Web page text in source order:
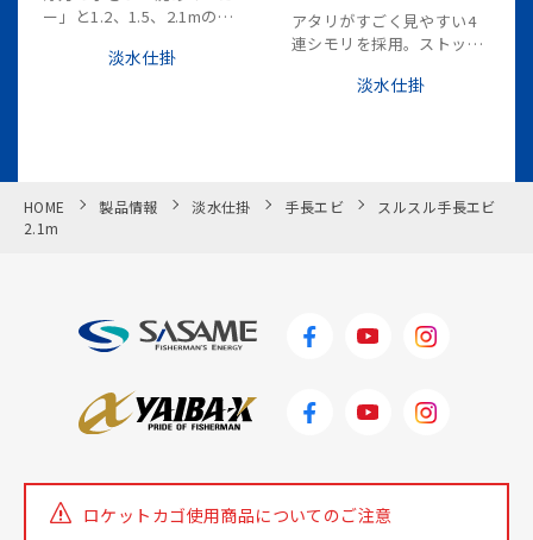
ー」と1.2、1.5、2.1mの3
淡水仕掛
アタリがすごく見やすい4
連シモリを採用。ストッパ
スムーズ。淡水仕掛
HOME 製品情報 淡水仕掛 手長エビ
スルスル手長エビ
2.1m
ロケットカゴ使用商品についてのご注意